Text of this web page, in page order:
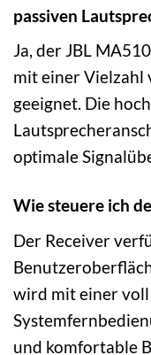
passiven
Ja, der JBL
mit einer Vielzahl
geeignet. Die
optimale
Wie steuere ich
Der Receiver
wird mit einer
und komfortable